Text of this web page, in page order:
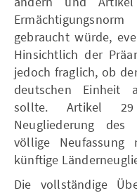
gebraucht würde,
Hinsichtlich der
jedoch fraglich, ob
deutschen Einheit
sollte. Artikel
Neugliederung des
völlige
künftige
Die vollständige